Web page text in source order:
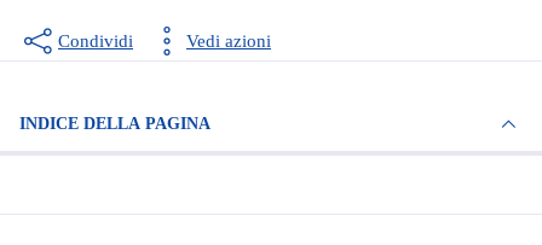
Condividi Vedi azioni
INDICE DELLA PAGINA